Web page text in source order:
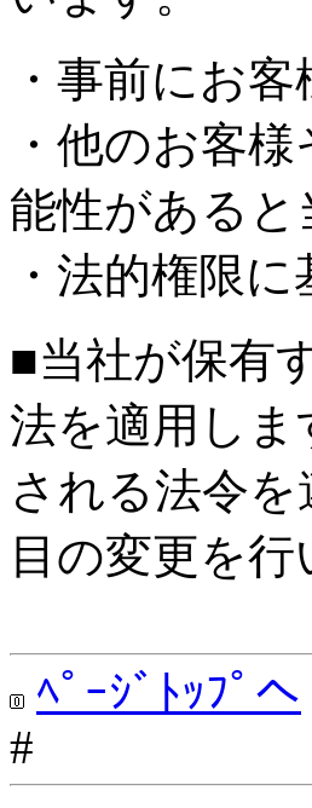
・事前にお
・他のお客
能性がある
・法的権限
■当社が保有
法を適用し
される法令
目の変更を行
ﾍﾟｰｼﾞﾄｯﾌﾟへ
#